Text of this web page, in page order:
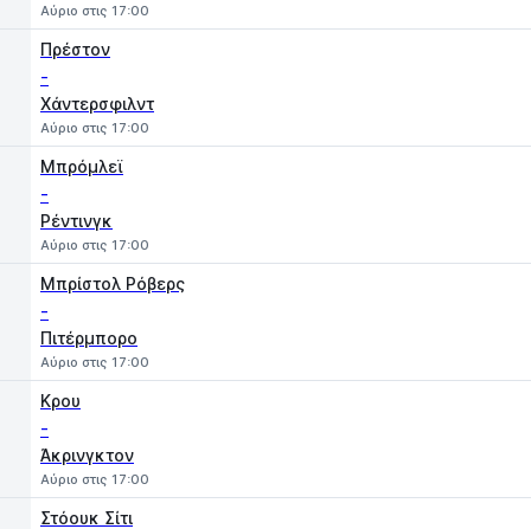
Αύριο στις 17:00
Πρέστον
-
Χάντερσφιλντ
Αύριο στις 17:00
Μπρόμλεϊ
-
Ρέντινγκ
Αύριο στις 17:00
Μπρίστολ Ρόβερς
-
Πιτέρμπορο
Αύριο στις 17:00
Κρου
-
Άκρινγκτον
Αύριο στις 17:00
Στόουκ Σίτι